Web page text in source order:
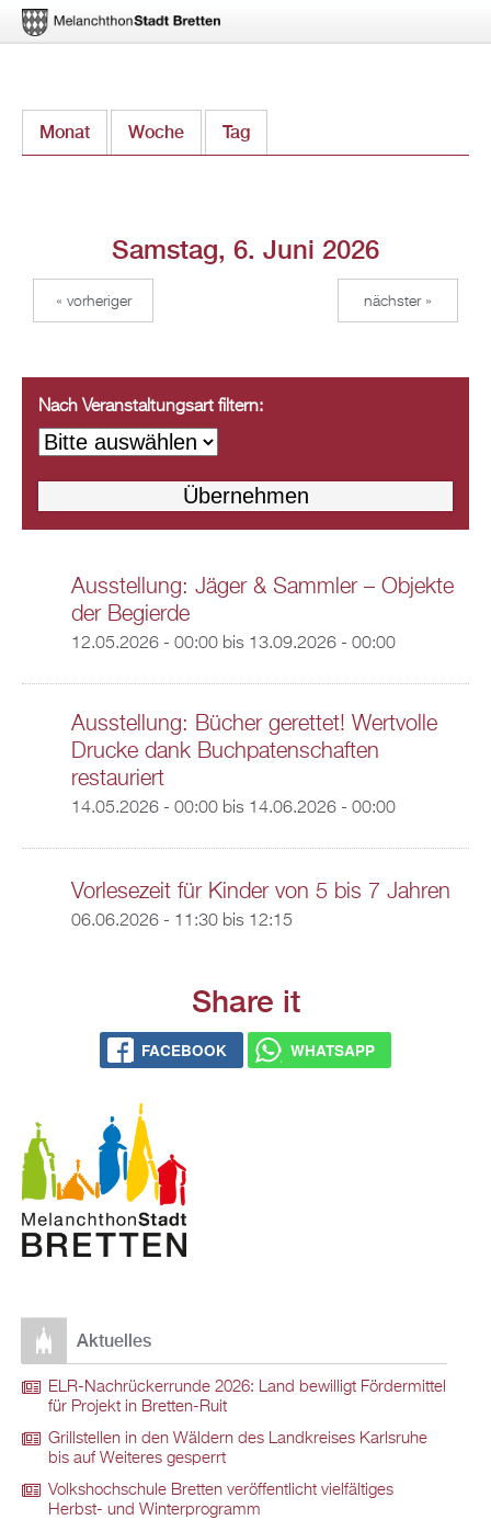
zum
Monat Woche Tag
Samstag, 6. Juni 2026
« vorheriger nächster »
Nach Veranstaltungsart filtern:
Ausstellung: Jäger & Sammler – Objekte
der Begierde
12.05.2026 - 00:00bis 13.09.2026 - 00:00
Ausstellung: Bücher gerettet! Wertvolle
Drucke dank Buchpatenschaften
restauriert
14.05.2026 - 00:00bis 14.06.2026 - 00:00
Vorlesezeit für Kinder von 5 bis 7 Jahren
06.06.2026 - 11:30bis 12:15
Share it
FACEBOOK WHATSAPP
Aktuelles
ELR-Nachrückerrunde 2026: Land bewilligt Fördermittel
für Projekt in Bretten-Ruit
Grillstellen in den Wäldern des Landkreises Karlsruhe
bis auf Weiteres gesperrt
Volkshochschule Bretten veröffentlicht vielfältiges
Herbst- und Winterprogramm